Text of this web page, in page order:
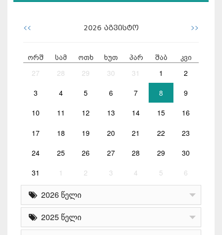
<< 2026 აგვისტო >>
ორშ სამ ოთხ ხუთ პარ შაბ კვი
27 28 29 30 31 1 2
3 4 5 6 7 8 9
10 11 12 13 14 15 16
17 18 19 20 21 22 23
24 25 26 27 28 29 30
31 1 2 3 4 5 6
2026 წელი
2025 წელი